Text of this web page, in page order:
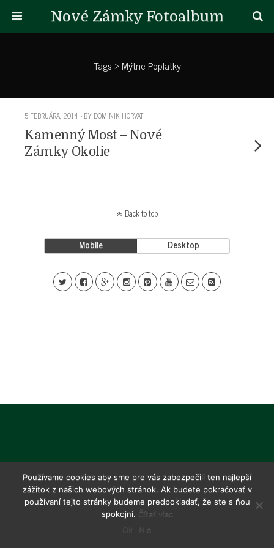
Nové Zámky Fotoalbum
Tags › Mýtne Poplatky
5 FEBRUÁRA, 2014 • BY DOMINIK HORVATH
Kamenný Most – Nové
Zámky Okolie
Back to top
Mobile Desktop
Používame cookies aby sme pre vás zabezpečili ten najlepší
zážitok z našich webových stránok. Ak budete pokračovať v
používaní tejto stránky budeme predpokladať, že ste s ňou
spokojní. Čítať viac
Ok
Nie